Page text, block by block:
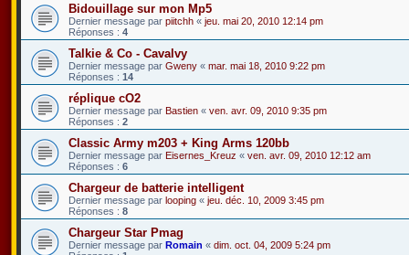
Bidouillage sur mon Mp5
Dernier message par piitchh « jeu. mai 20, 2010 12:14 pm
Réponses : 4
Talkie & Co - Cavalvy
Dernier message par Gweny « mar. mai 18, 2010 9:22 pm
Réponses : 14
réplique cO2
Dernier message par Bastien « ven. avr. 09, 2010 9:35 pm
Réponses : 2
Classic Army m203 + King Arms 120bb
Dernier message par Eisernes_Kreuz « ven. avr. 09, 2010 12:12 am
Réponses : 6
Chargeur de batterie intelligent
Dernier message par looping « jeu. déc. 10, 2009 3:45 pm
Réponses : 8
Chargeur Star Pmag
Dernier message par Romain « dim. oct. 04, 2009 5:24 pm